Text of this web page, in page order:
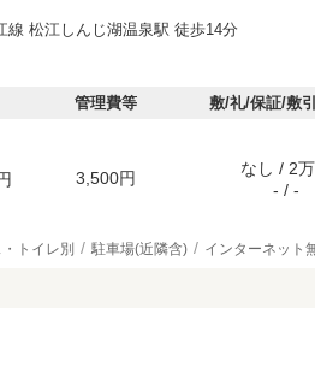
線 松江しんじ湖温泉駅 徒歩14分
管理費等 敷/礼/保証/敷
3,500円
なし / 2
- / -
トイレ別 駐車場(近隣含) インターネット